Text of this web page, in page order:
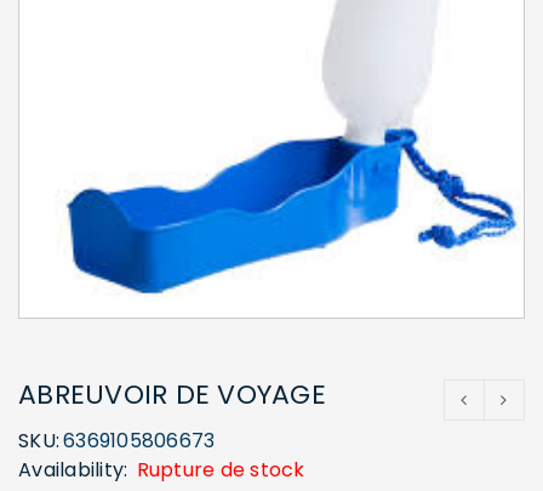
ABREUVOIR DE VOYAGE
SKU:6369105806673
Availability: Rupture de stock